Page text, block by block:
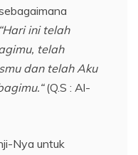
“Hari ini telah
telah
dan telah Aku
(Q.S : Al-
Nya untuk